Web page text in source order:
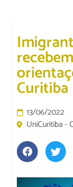
Curitiba
13/06/2022
UniCuritiba -